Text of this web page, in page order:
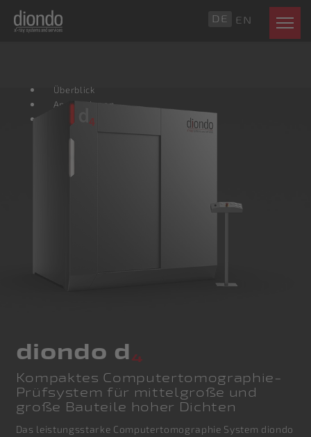
DE EN
Überblick
Applikationen
Technische Daten
diondo d 4
Kompaktes Computertomographie-
Prüfsystem für mittelgroße und
große Bauteile hoher Dichten
Das leistungsstarke Computertomographie System diondo